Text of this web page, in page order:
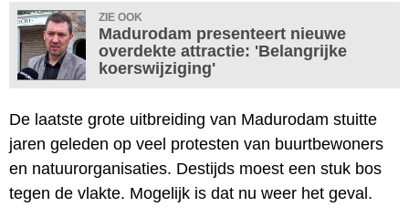
ZIE OOK
Madurodam presenteert nieuwe
overdekte attractie: 'Belangrijke
koerswijziging'
De laatste grote uitbreiding van Madurodam stuitte
jaren geleden op veel protesten van buurtbewoners
en natuurorganisaties. Destijds moest een stuk bos
tegen de vlakte. Mogelijk is dat nu weer het geval.